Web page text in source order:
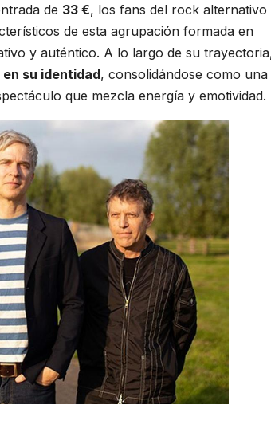
de 33 €, los fans del rock alternativo
de esta agrupación formada en
y auténtico. A lo largo de su
su identidad, consolidándose como una
que mezcla energía y emotividad.